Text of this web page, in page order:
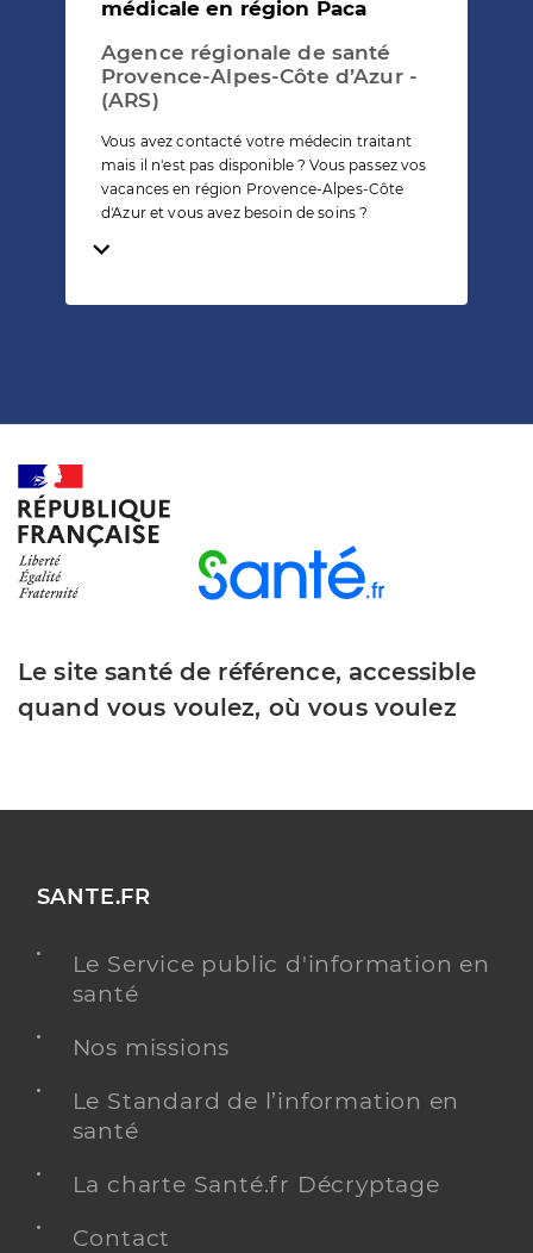
médicale en région Paca
Agence régionale de santé
Provence-Alpes-Côte d’Azur -
(ARS)
Vous avez contacté votre médecin traitant
mais il n'est pas disponible ? Vous passez vos
vacances en région Provence-Alpes-Côte
d'Azur et vous avez besoin de soins ?
Temps de lecture
Le site santé de référence, accessible
quand vous voulez, où vous voulez
SANTE.FR
Le Service public d'information en
santé
Nos missions
Le Standard de l’information en
santé
La charte Santé.fr Décryptage
Contact